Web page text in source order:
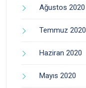
Ağustos 2020
Temmuz 2020
Haziran 2020
Mayıs 2020